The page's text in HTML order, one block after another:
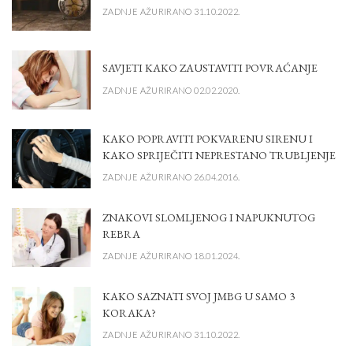
ZADNJE AŽURIRANO 31.10.2022.
SAVJETI KAKO ZAUSTAVITI POVRAĆANJE
ZADNJE AŽURIRANO 02.02.2020.
KAKO POPRAVITI POKVARENU SIRENU I
KAKO SPRIJEČITI NEPRESTANO TRUBLJENJE
ZADNJE AŽURIRANO 26.04.2016.
ZNAKOVI SLOMLJENOG I NAPUKNUTOG
REBRA
ZADNJE AŽURIRANO 18.01.2024.
KAKO SAZNATI SVOJ JMBG U SAMO 3
KORAKA?
ZADNJE AŽURIRANO 31.10.2022.